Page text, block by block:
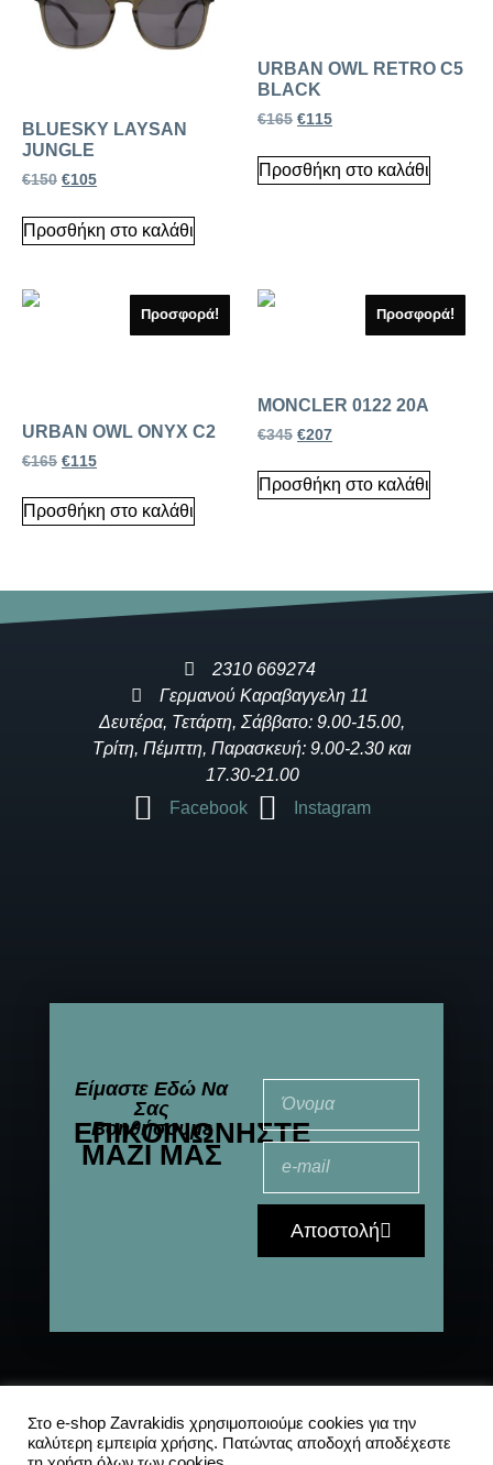
BLUESKY LAYSAN
JUNGLE
€150 €105
Προσθήκη στο καλάθι
URBAN OWL RETRO C5
BLACK
€165 €115
Προσθήκη στο καλάθι
Προσφορά!
URBAN OWL ONYX C2
€165 €115
Προσθήκη στο καλάθι
Προσφορά!
MONCLER 0122 20A
€345 €207
Προσθήκη στο καλάθι
2310 669274
Γερμανού Καραβαγγελη 11
Δευτέρα, Τετάρτη, Σάββατο: 9.00-15.00,
Τρίτη, Πέμπτη, Παρασκευή: 9.00-2.30 και
17.30-21.00
Facebook
Instagram
Είμαστε Εδώ Να
Σας
Βοηθήσουμε
ΕΠΙΚΟΙΝΩΝΉΣΤΕ
ΜΑΖΊ ΜΑΣ
Αποστολή
© 2021-2025 All
Rights Reserved
Αποστολές|Συχνές
ερωτήσεις|Πολιτική
Στο e-shop Zavrakidis χρησιμοποιούμε cookies για την
καλύτερη εμπειρία χρήσης. Πατώντας αποδοχή αποδέχεστε